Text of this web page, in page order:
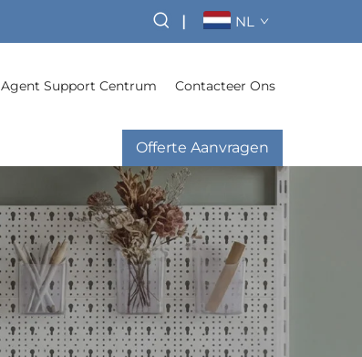
| NL
Agent Support Centrum Contacteer Ons
Offerte Aanvragen